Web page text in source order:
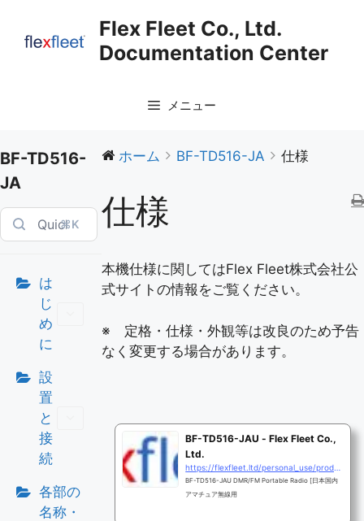
キ
プ
Flex Fleet Co., Ltd.
Documentation Center
メニュー
BF-TD516-
JA
⌘K
は
じ
め
に
設
置
と
接
続
各部の
名称・
ホーム BF-TD516-JA 仕様
仕様
本機仕様に関してはFlex Fleet株式会社公
式サイトの情報をご覧ください。
※ 定格・仕様・外観等は改良のため予告
なく変更する場合があります。
BF-TD516-JAU - Flex Fleet Co.,
Ltd.
BF-TD516-JAU DMR/FM Portable Radio [日本国内
アマチュア無線用